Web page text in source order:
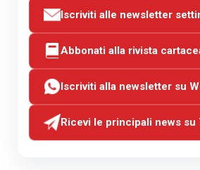
Iscriviti alle newsletter
Abbonati alla rivista
Iscriviti alla newsletter su
Ricevi le principali news su